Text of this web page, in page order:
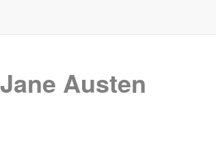
Jane Austen